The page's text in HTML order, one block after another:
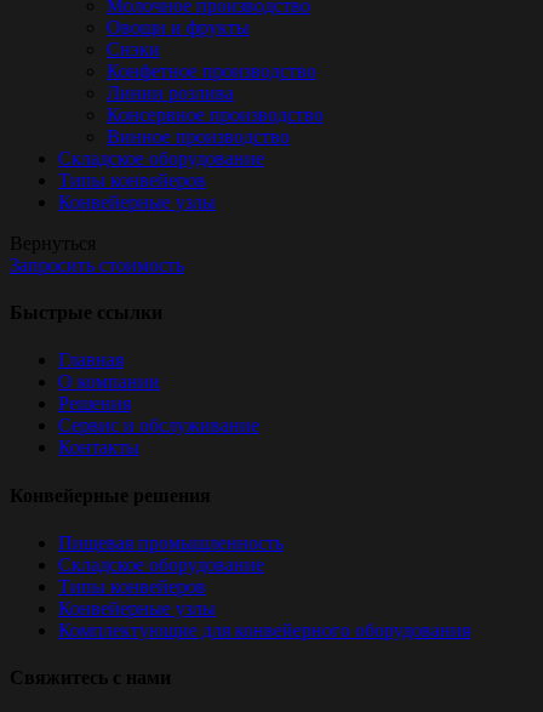
Молочное производство
Овощи и фрукты
Снэки
Конфетное производство
Линии розлива
Консервное производство
Винное производство
Складское оборудование
Типы конвейеров
Конвейерные узлы
Вернуться
Запросить стоимость
Быстрые ссылки
Главная
О компании
Решения
Сервис и обслуживание
Контакты
Конвейерные решения
Пищевая промышленность
Складское оборудование
Типы конвейеров
Конвейерные узлы
Комплектующие для конвейерного оборудования
Свяжитесь с нами